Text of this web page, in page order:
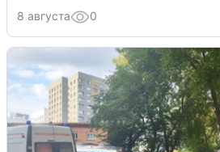
8 августа 0